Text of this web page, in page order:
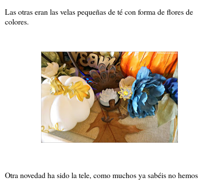
Las otras eran las velas pequeñas de té con forma de flores de
colores.
Otra novedad ha sido la tele, como muchos ya sabéis no hemos